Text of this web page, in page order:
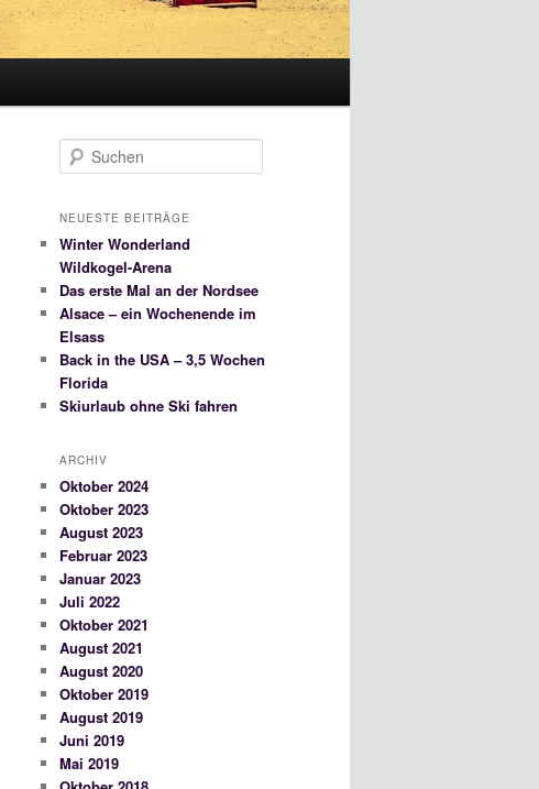
u
h
n
NEUESTE BEITRÄGE
Winter Wonderland
Wildkogel-Arena
Das erste Mal an der Nordsee
Alsace – ein Wochenende im
Elsass
Back in the USA – 3,5 Wochen
Florida
Skiurlaub ohne Ski fahren
ARCHIV
Oktober 2024
Oktober 2023
August 2023
Februar 2023
Januar 2023
Juli 2022
Oktober 2021
August 2021
August 2020
Oktober 2019
August 2019
Juni 2019
Mai 2019